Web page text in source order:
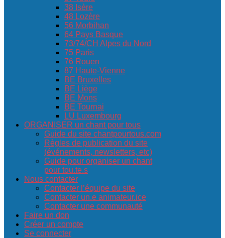
38 Isère
48 Lozère
56 Morbihan
64 Pays Basque
73/74/CH Alpes du Nord
75 Paris
76 Rouen
87 Haute-Vienne
BE Bruxelles
BE Liège
BE Mons
BE Tournai
LU Luxembourg
ORGANISER un chant pour tous
Guide du site chantpourtous.com
Règles de publication du site
(événements, newsletters, etc)
Guide pour organiser un chant
pour tou.te.s
Nous contacter
Contacter l’équipe du site
Contacter un.e animateur.ice
Contacter une communauté
Faire un don
Créer un compte
Se connecter